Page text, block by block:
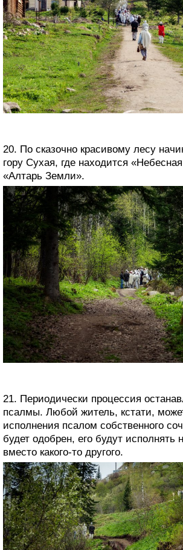
20. По сказочно красивому лесу
гору Сухая, где находится
«Алтарь Земли».
21. Периодически процессия
псалмы. Любой житель, кстати,
исполнения псалом собственного
будет одобрен, его будут исполнять
вместо какого-то другого.